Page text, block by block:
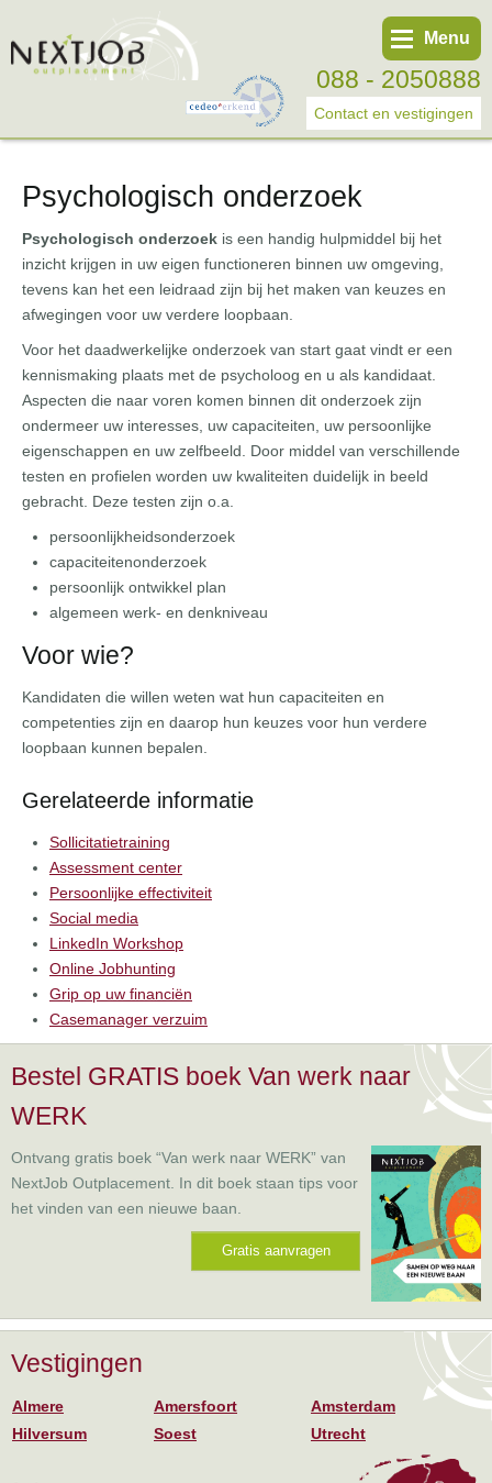
088 - 2050888
Contact en vestigingen
Menu
Werknemer
Werkgever
Over ons
Tweede spoortraject
Trainingen
Start eigen bedrijf
Psychologisch onderzoek
Psychologisch onderzoek is een handig hulpmiddel bij het
inzicht krijgen in uw eigen functioneren binnen uw omgeving,
tevens kan het een leidraad zijn bij het maken van keuzes en
afwegingen voor uw verdere loopbaan.
Voor het daadwerkelijke onderzoek van start gaat vindt er een
kennismaking plaats met de psycholoog en u als kandidaat.
Aspecten die naar voren komen binnen dit onderzoek zijn
ondermeer uw interesses, uw capaciteiten, uw persoonlijke
eigenschappen en uw zelfbeeld. Door middel van verschillende
testen en profielen worden uw kwaliteiten duidelijk in beeld
gebracht. Deze testen zijn o.a.
persoonlijkheidsonderzoek
capaciteitenonderzoek
persoonlijk ontwikkel plan
algemeen werk- en denkniveau
Voor wie?
Kandidaten die willen weten wat hun capaciteiten en
competenties zijn en daarop hun keuzes voor hun verdere
loopbaan kunnen bepalen.
Gerelateerde informatie
Sollicitatietraining
Assessment center
Persoonlijke effectiviteit
Social media
LinkedIn Workshop
Online Jobhunting
Grip op uw financiën
Casemanager verzuim
Bestel GRATIS boek Van werk naar
WERK
Ontvang gratis boek “Van werk naar WERK” van
NextJob Outplacement. In dit boek staan tips voor
het vinden van een nieuwe baan.
Gratis aanvragen
Vestigingen
Almere Amersfoort
Amsterdam
Hilversum
Soest Utrecht